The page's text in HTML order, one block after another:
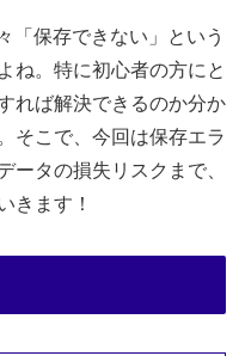
「保存できない」という
ね。特に初心者の方にと
れば解決できるのか分か
そこで、今回は保存エラ
ータの損失リスクまで、
きます！